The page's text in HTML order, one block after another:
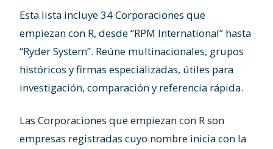
Esta lista incluye 34 Corporaciones que
empiezan con R, desde “RPM International” hasta
“Ryder System”. Reúne multinacionales, grupos
históricos y firmas especializadas, útiles para
investigación, comparación y referencia rápida.
Las Corporaciones que empiezan con R son
empresas registradas cuyo nombre inicia con la